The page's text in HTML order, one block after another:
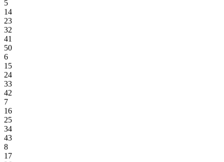
5
14
23
32
41
50
6
15
24
33
42
7
16
25
34
43
8
17